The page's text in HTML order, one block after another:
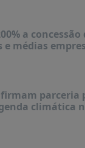
a
e médias
firmam parceria
climática